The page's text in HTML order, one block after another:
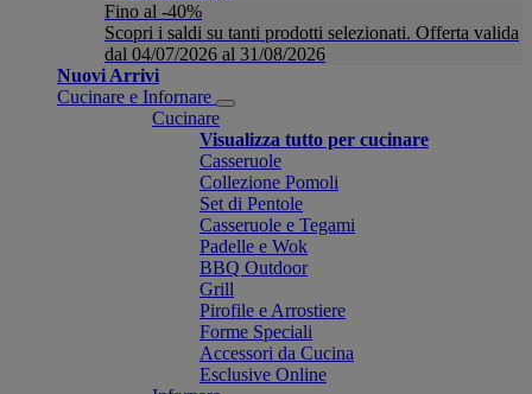
Fino al -40%
Scopri i saldi su tanti prodotti selezionati. Offerta valida
dal 04/07/2026 al 31/08/2026
Nuovi Arrivi
Cucinare e Infornare
Cucinare
Visualizza tutto per cucinare
Casseruole
Collezione Pomoli
Set di Pentole
Casseruole e Tegami
Padelle e Wok
BBQ Outdoor
Grill
Pirofile e Arrostiere
Forme Speciali
Accessori da Cucina
Esclusive Online